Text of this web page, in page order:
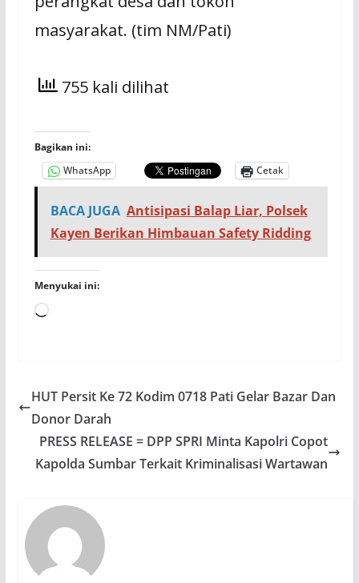
masyarakat. (tim NM/Pati)
755 kali dilihat
Bagikan ini:
WhatsApp
Cetak
BACA JUGA Antisipasi Balap Liar, Polsek
Kayen Berikan Himbauan Safety Ridding
Menyukai ini:
Memuat...
HUT Persit Ke 72 Kodim 0718 Pati Gelar Bazar Dan
Donor Darah
PRESS RELEASE = DPP SPRI Minta Kapolri Copot
Kapolda Sumbar Terkait Kriminalisasi Wartawan